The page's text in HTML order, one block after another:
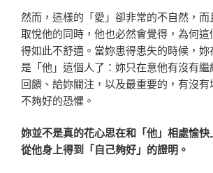
然而，這樣的「愛」卻非常的不自然，
取悅他的同時，他也必然會覺得，為何
得如此不舒適。當妳患得患失的時候，
是「他」這個人了：妳只在意他有沒有
回饋、給妳關注，以及最重要的，有沒
不夠好的恐懼。
妳並不是真的花心思在和「他」相處愉
從他身上得到「自己夠好」的證明。